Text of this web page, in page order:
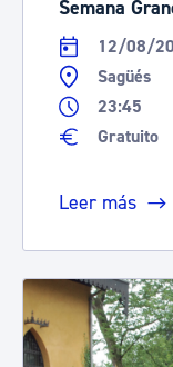
Semana
12/08/
Sagüés
23:45
Gratuito
Leer más